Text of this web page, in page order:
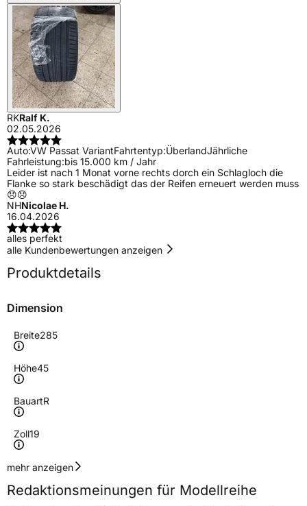
RKRalf K.
02.05.2026
Auto:VW Passat VariantFahrtentyp:ÜberlandJährliche
Fahrleistung:bis 15.000 km / Jahr
Leider ist nach 1 Monat vorne rechts dorch ein Schlagloch die
Flanke so stark beschädigt das der Reifen erneuert werden muss
😞😞
NHNicolae H.
16.04.2026
alles perfekt
alle Kundenbewertungen anzeigen
Produktdetails
Dimension
Breite285
Höhe45
BauartR
Zoll19
Geschwindigkeitsindex
Lastindex 111
mehr anzeigen
Redaktionsmeinungen für Modellreihe